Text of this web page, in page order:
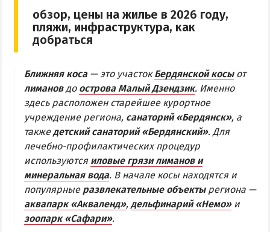
Бердянская коса
Ближняя коса
Средняя коса
Дальняя коса
АЗМОЛ
ВЕРХОВАЯ
КОЛОНИЯ
КУРОРТ
обзор, цены на жилье в 2026 году,
пляжи, инфраструктура, как
добраться
Ближняя коса — это участокБердянской косыот
лимановдо острова Малый Дзендзик. Именно
здесь расположен старейшее курортное
учреждение региона, санаторий «Бердянск», а
такжедетский санаторий «Бердянский». Для
лечебно-профилактических процедур
используются иловые грязи лиманов и
минеральная вода. В начале косы находятся и
популярные развлекательные объектырегиона —
аквапарк «Акваленд», дельфинарий «Немо»и
зоопарк «Сафари».